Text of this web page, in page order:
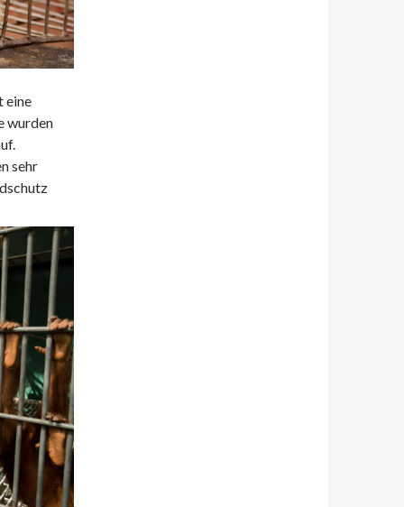
eine
wurden
sehr